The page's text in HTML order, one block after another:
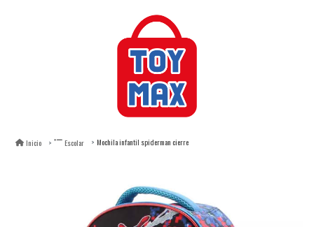
Inicio Escolar Mochila infantil spiderman cierre